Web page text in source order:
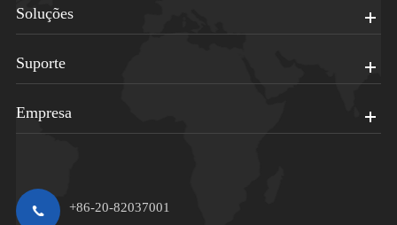
Soluções
Suporte
Empresa
+86-20-82037001